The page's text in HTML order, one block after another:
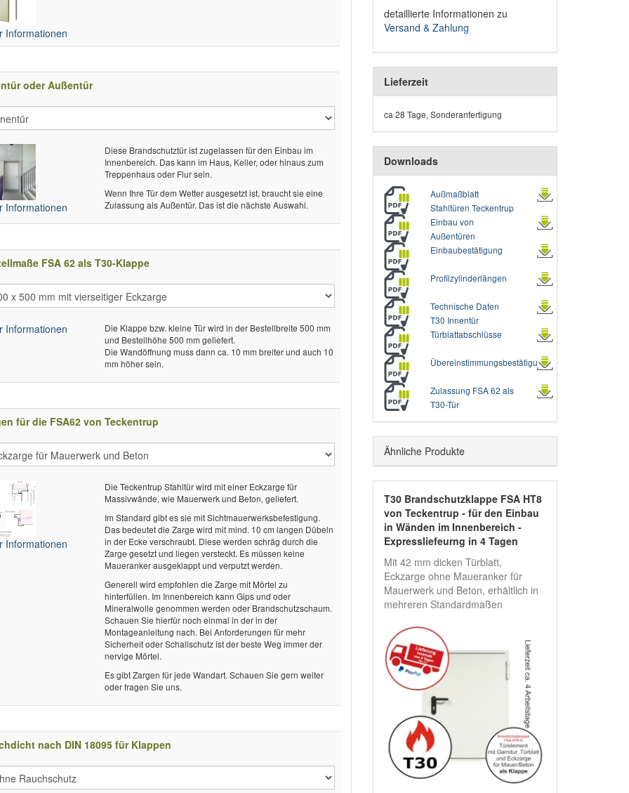
Informationen
oder Außentür
Informationen
Diese Brandschutztür ist zugelassen für den Einbau im
Innenbereich. Das kann im Haus, Keller, oder hinaus zum
Treppenhaus oder Flur sein.
Wenn Ihre Tür dem Wetter ausgesetzt ist, braucht sie eine
Zulassung als Außentür. Das ist die nächste Auswahl.
FSA 62 als T30-Klappe
Informationen
Die Klappe bzw. kleine Tür wird in der Bestellbreite 500 mm
und Bestellhöhe 500 mm geliefert.
Die Wandöffnung muss dann ca. 10 mm breiter und auch 10
mm höher sein.
für die FSA62 von Teckentrup
Informationen
Die Teckentrup Stahltür wird mit einer Eckzarge für
Massivwände, wie Mauerwerk und Beton, geliefert.
Im Standard gibt es sie mit Sichtmauerwerksbefestigung.
Das bedeutet die Zarge wird mit mind. 10 cm langen Dübeln
in der Ecke verschraubt. Diese werden schräg durch die
Zarge gesetzt und liegen versteckt. Es müssen keine
Maueranker ausgeklappt und verputzt werden.
Generell wird empfohlen die Zarge mit Mörtel zu
hinterfüllen. Im Innenbereich kann Gips und oder
Mineralwolle genommen werden oder Brandschutzschaum.
Schauen Sie hierfür noch einmal in der in der
Montageanleitung nach. Bei Anforderungen für mehr
Sicherheit oder Schallschutz ist der beste Weg immer der
nervige Mörtel.
Es gibt Zargen für jede Wandart. Schauen Sie gern weiter
oder fragen Sie uns.
nach DIN 18095 für Klappen
detaillierte Informationen zu
Versand & Zahlung
Lieferzeit
ca 28 Tage, Sonderanfertigung
Downloads
Außmaßblatt
Stahltüren Teckentrup
Einbau von
Außentüren
Einbaubestätigung
Profilzylinderlängen
Technische Daten
T30 Innentür
Türblattabschlüsse
Übereinstimmungsbestätigung
Zulassung FSA 62 als
T30-Tür
Ähnliche Produkte
T30 Brandschutzklappe FSA HT8
von Teckentrup - für den Einbau
in Wänden im Innenbereich -
Expressliefeurng in 4 Tagen
Mit 42 mm dicken Türblatt,
Eckzarge ohne Maueranker für
Mauerwerk und Beton, erhältlich in
mehreren Standardmaßen